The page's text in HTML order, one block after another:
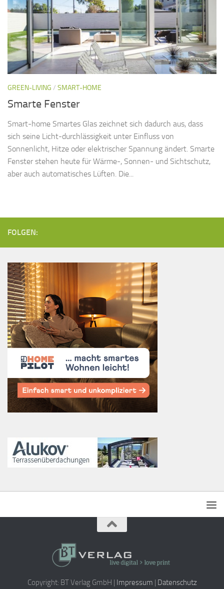
GREEN-LIVING / SMART-HOME
Smarte Fenster
Smart-home Smartes Glas zeichnet sich dadurch aus, dass
sich seine Licht-durchlässigkeit unter Einfluss von
Sonnenlicht, Hitze oder elektrischer Spannung ändert. Smarte
Fenster stehen heute für Wärme-, Sonnen- und Sichtschutz,
aber auch automatisches Lüften. Die...
FOLGEN:
Copyright: BT Verlag GmbH | Impressum Datenschutz